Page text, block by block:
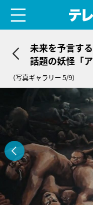
未来を予言す
話題の妖怪「
場＜妖怪シェア
（写真ギャラリー 5/9）